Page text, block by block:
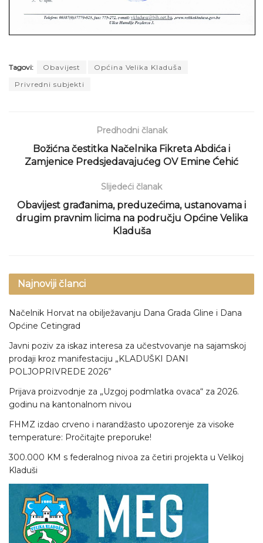
Tagovi: Obavijest
Općina Velika Kladuša
Privredni subjekti
Predhodni članak
Božićna čestitka Načelnika Fikreta Abdića i
Zamjenice Predsjedavajućeg OV Emine Ćehić
Slijedeći članak
Obavijest građanima, preduzećima, ustanovama i
drugim pravnim licima na području Općine Velika
Kladuša
Najnoviji članci
Načelnik Horvat na obilježavanju Dana Grada Gline i Dana
Općine Cetingrad
Javni poziv za iskaz interesa za učestvovanje na sajamskoj
prodaji kroz manifestaciju „KLADUŠKI DANI
POLJOPRIVREDE 2026”
Prijava proizvodnje za „Uzgoj podmlatka ovaca“ za 2026.
godinu na kantonalnom nivou
FHMZ izdao crveno i narandžasto upozorenje za visoke
temperature: Pročitajte preporuke!
300.000 KM s federalnog nivoa za četiri projekta u Velikoj
Kladuši